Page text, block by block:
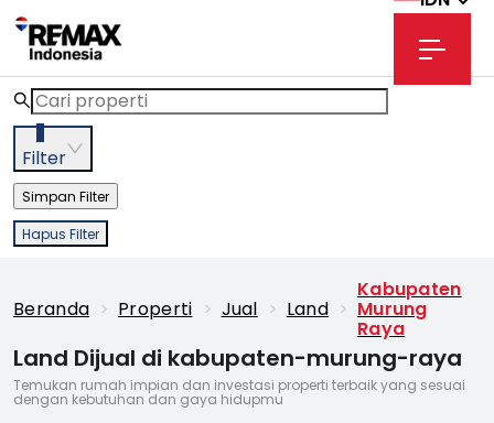
3
Filter
Simpan Filter
Hapus Filter
Beranda > Properti > Jual > Land >
Kabupaten
Murung
Raya
Land Dijual di kabupaten-murung-raya
Temukan rumah impian dan investasi properti terbaik yang sesuai
dengan kebutuhan dan gaya hidupmu